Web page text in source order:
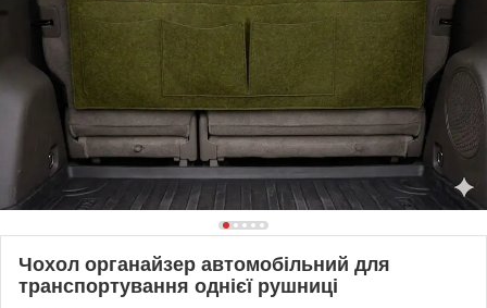
Чохол органайзер автомобільний для
транспортування однієї рушниці